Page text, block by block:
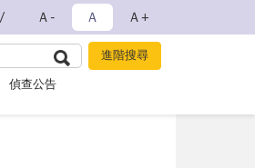
Ａ- Ａ Ａ+
偵查公告